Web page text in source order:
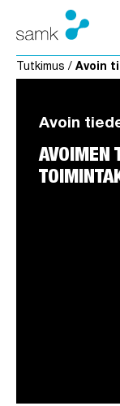
Siirry sisältöön
Tutkimus / Avoin
Avoin
AVOIMEN